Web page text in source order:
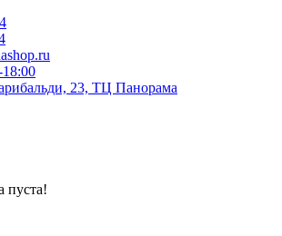
23, ТЦ Панорама
пуста!